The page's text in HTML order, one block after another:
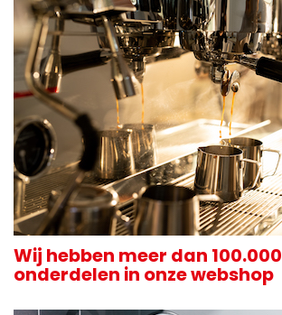
Wij hebben meer dan 100.000
onderdelen in onze webshop